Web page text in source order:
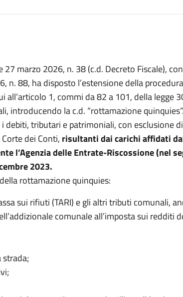
marzo 2026, n. 38 (c.d. Decreto Fiscale),
n. 88, ha disposto l’estensione della
1, commi da 82 a 101, della legge
introducendo la c.d. “rottamazione quinquies”.
tributari e patrimoniali, con esclusione
dei Conti, risultanti dai carichi affidati
l’Agenzia delle Entrate-Riscossione (nel
2023.
rottamazione quinquies:
sui rifiuti (TARI) e gli altri tributi comunali,
comunale all’imposta sui redditi